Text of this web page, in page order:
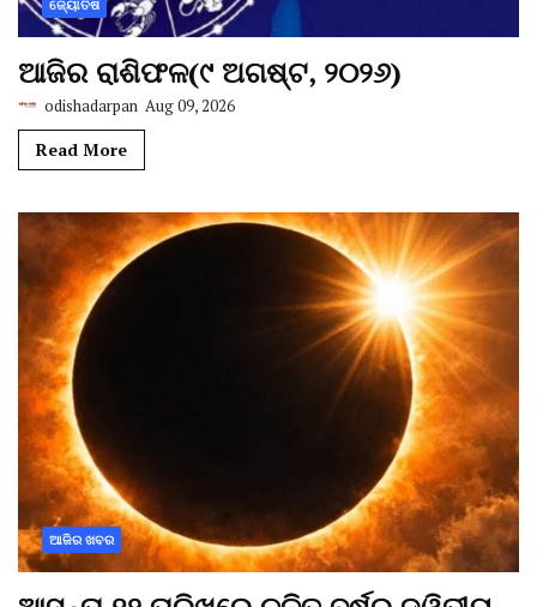
ଜ୍ୟୋତିଷ
ଆଜିର ରାଶିଫଳ(୯ ଅଗଷ୍ଟ, ୨୦୨୬)
odishadarpan Aug 09, 2026
Read More
ଆଜିର ଖବର